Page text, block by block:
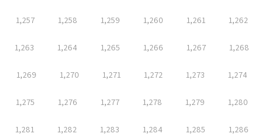
1,257 1,258 1,259 1,260 1,261 1,262
1,263 1,264 1,265 1,266 1,267 1,268
1,269 1,270 1,271 1,272 1,273 1,274
1,275 1,276 1,277 1,278 1,279 1,280
1,281 1,282 1,283 1,284 1,285 1,286